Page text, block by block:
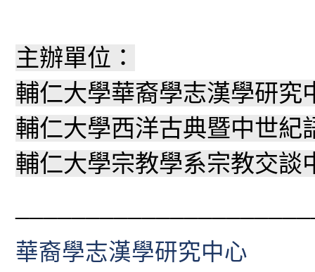
主辦單位：
輔仁大學華裔學志漢學研究
輔仁大學西洋古典暨中世紀
輔仁大學宗教學系宗教交談
華裔學志漢學研究中心